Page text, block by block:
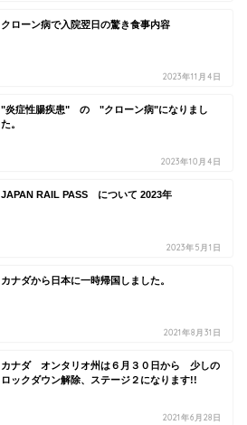
クローン病で入院翌日の驚き食事内容
2023年11月4日
"炎症性腸疾患" の "クローン病"になりまし
た。
2023年10月4日
JAPAN RAIL PASS について 2023年
2023年5月1日
カナダから日本に一時帰国しました。
2021年8月31日
カナダ オンタリオ州は６月３０日から 少しの
ロックダウン解除、ステージ２になります!!
2021年6月28日